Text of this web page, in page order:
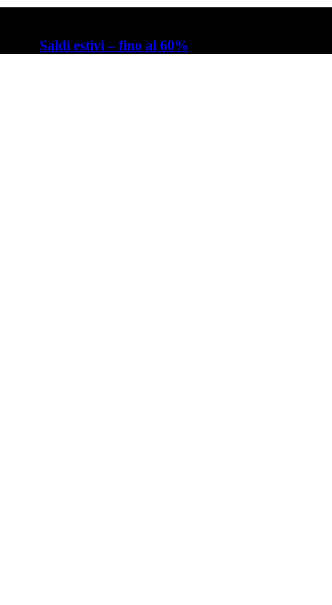
Saldi estivi – fino al 60%